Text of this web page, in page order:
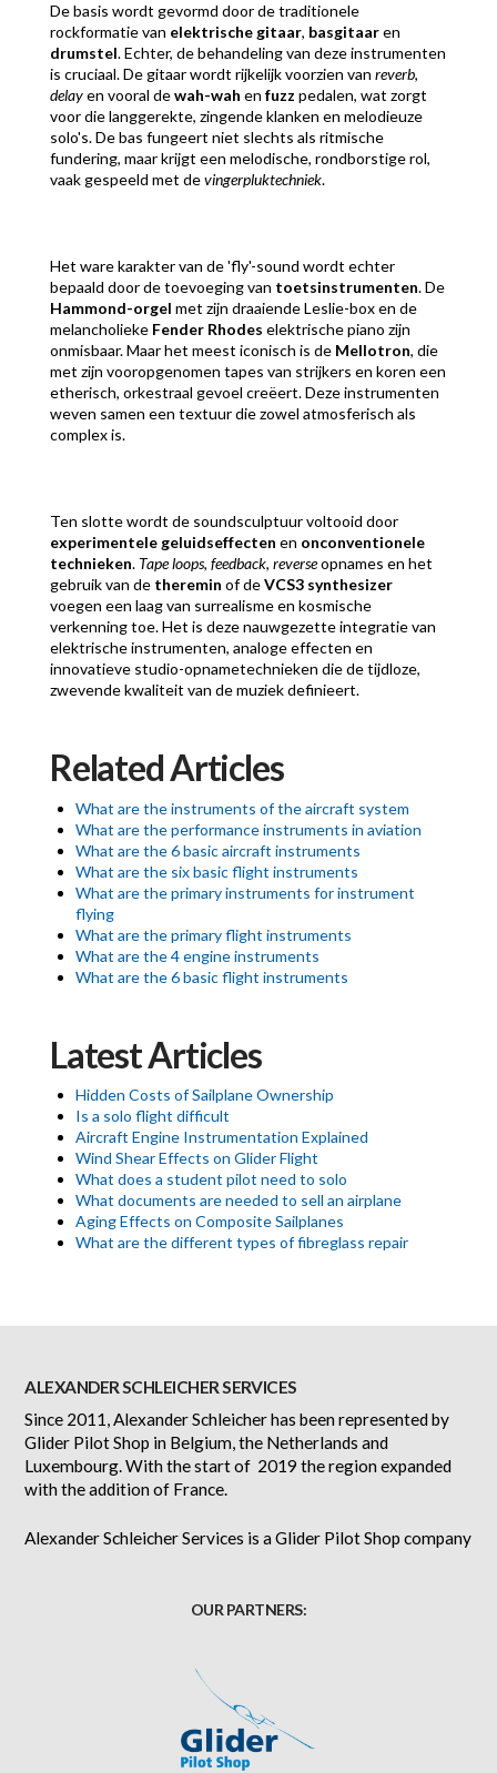
De basis wordt gevormd door de traditionele
rockformatie van elektrische gitaar, basgitaaren
drumstel. Echter, de behandeling van deze instrumenten
is cruciaal. De gitaar wordt rijkelijk voorzien van reverb,
delayen vooral dewah-wah en fuzz pedalen, wat zorgt
voor die langgerekte, zingende klanken en melodieuze
solo's. De bas fungeert niet slechts als ritmische
fundering, maar krijgt een melodische, rondborstige rol,
vaak gespeeld met devingerpluktechniek.
Het ware karakter van de 'fly'-sound wordt echter
bepaald door de toevoeging van toetsinstrumenten. De
Hammond-orgel met zijn draaiende Leslie-box en de
melancholieke Fender Rhodes elektrische piano zijn
onmisbaar. Maar het meest iconisch is de Mellotron, die
met zijn vooropgenomen tapes van strijkers en koren een
etherisch, orkestraal gevoel creëert. Deze instrumenten
weven samen een textuur die zowel atmosferisch als
complex is.
Ten slotte wordt de soundsculptuur voltooid door
experimentele geluidseffecten en onconventionele
technieken. Tape loops, feedback, reverseopnames en het
gebruik van de theremin of deVCS3 synthesizer
voegen een laag van surrealisme en kosmische
verkenning toe. Het is deze nauwgezette integratie van
elektrische instrumenten, analoge effecten en
innovatieve studio-opnametechnieken die de tijdloze,
zwevende kwaliteit van de muziek definieert.
Related Articles
What are the instruments of the aircraft system
What are the performance instruments in aviation
What are the 6 basic aircraft instruments
What are the six basic flight instruments
What are the primary instruments for instrument
flying
What are the primary flight instruments
What are the 4 engine instruments
What are the 6 basic flight instruments
Latest Articles
Hidden Costs of Sailplane Ownership
Is a solo flight difficult
Aircraft Engine Instrumentation Explained
Wind Shear Effects on Glider Flight
What does a student pilot need to solo
What documents are needed to sell an airplane
Aging Effects on Composite Sailplanes
What are the different types of fibreglass repair
ALEXANDER SCHLEICHER SERVICES
Since 2011, Alexander Schleicher has been represented by
Glider Pilot Shop in Belgium, the Netherlands and
Luxembourg. With the start of 2019 the region expanded
with the addition of France.
Alexander Schleicher Services is a Glider Pilot Shop company
OUR PARTNERS: